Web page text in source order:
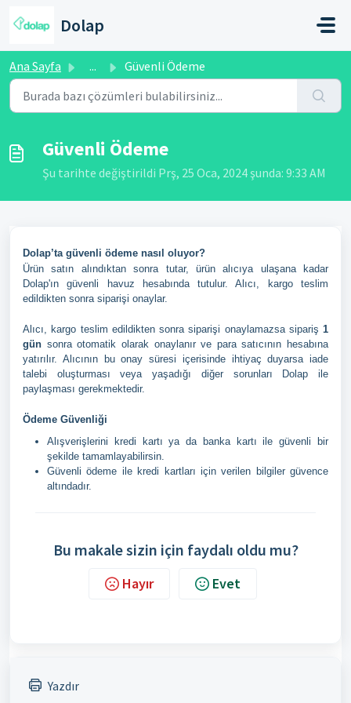
Dolap
Ana Sayfa ... Güvenli Ödeme
Güvenli Ödeme
Şu tarihte değiştirildi Prş, 25 Oca, 2024 şunda: 9:33 AM
Dolap’ta güvenli ödeme nasıl oluyor?
Ürün satın alındıktan sonra tutar, ürün alıcıya ulaşana kadar
Dolap'ın güvenli havuz hesabında tutulur. Alıcı, kargo teslim
edildikten sonra siparişi onaylar.
Alıcı, kargo teslim edildikten sonra siparişi onaylamazsa sipariş 1
gün sonra otomatik olarak onaylanır ve para satıcının hesabına
yatırılır. Alıcının bu onay süresi içerisinde ihtiyaç duyarsa iade
talebi oluşturması veya yaşadığı diğer sorunları Dolap ile
paylaşması gerekmektedir.
Ödeme Güvenliği
Alışverişlerini kredi kartı ya da banka kartı ile güvenli bir
şekilde tamamlayabilirsin.
Güvenli ödeme ile kredi kartları için verilen bilgiler güvence
altındadır.
Bu makale sizin için faydalı oldu mu?
Hayır Evet
Yazdır